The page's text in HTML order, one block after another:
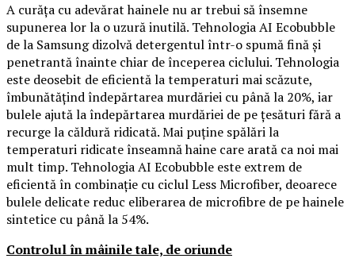
A curăța cu adevărat hainele nu ar trebui să însemne
supunerea lor la o uzură inutilă. Tehnologia AI Ecobubble
de la Samsung dizolvă detergentul într-o spumă fină și
penetrantă înainte chiar de începerea ciclului. Tehnologia
este deosebit de eficientă la temperaturi mai scăzute,
îmbunătățind îndepărtarea murdăriei cu până la 20%, iar
bulele ajută la îndepărtarea murdăriei de pe țesături fără a
recurge la căldură ridicată. Mai puține spălări la
temperaturi ridicate înseamnă haine care arată ca noi mai
mult timp. Tehnologia AI Ecobubble este extrem de
eficientă în combinație cu ciclul Less Microfiber, deoarece
bulele delicate reduc eliberarea de microfibre de pe hainele
sintetice cu până la 54%.
Controlul în mâinile tale, de oriunde